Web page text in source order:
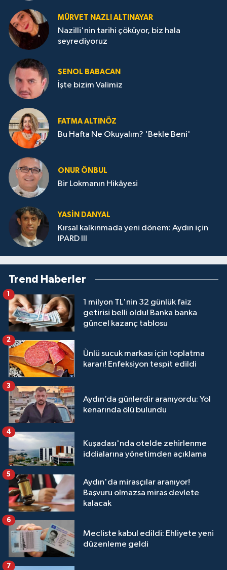
MÜRVET NAZLI ALTINAYAR
Nazilli'nin tarihi çöküyor, biz hala
seyrediyoruz
ŞENOL BABACAN
İşte bizim Valimiz
FATMA ALTINÖZ
Bu Hafta Ne Okuyalım? 'Bekle Beni'
ONUR ÖNBUL
Bir Lokmanın Hikâyesi
YASIN DANYAL
Kırsal kalkınmada yeni dönem: Aydın için
IPARD III
Trend Haberler
1 milyon TL'nin 32 günlük faiz
getirisi belli oldu! Banka banka
güncel kazanç tablosu
1
Ünlü sucuk markası için toplatma
kararı! Enfeksiyon tespit edildi
2
Aydın’da günlerdir aranıyordu: Yol
kenarında ölü bulundu
3
Kuşadası'nda otelde zehirlenme
iddialarına yönetimden açıklama
4
Aydın'da mirasçılar aranıyor!
Başvuru olmazsa miras devlete
kalacak
5
Mecliste kabul edildi: Ehliyete yeni
düzenleme geldi
6
7